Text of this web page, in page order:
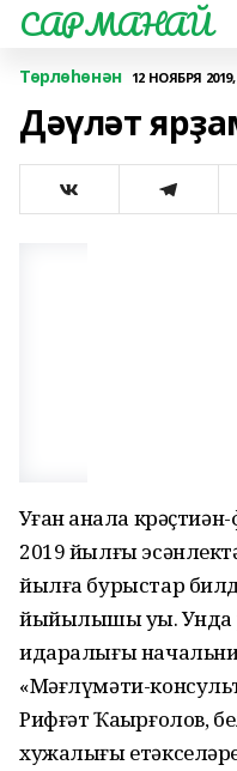
САРМАНАЙ
Төрлөһөнән 12 НОЯБРЯ 2019,
Дәүләт
Уҙған аҙнала
2019 йылғы
йылға бурыстар
йыйылышы уҙҙы.
идаралығы
«Мәғлүмәти-
Рифғәт Ҡаҙырғолов,
хужалығы